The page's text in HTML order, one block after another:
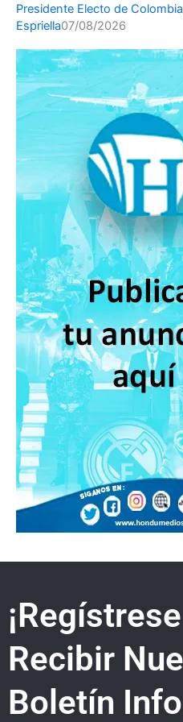
Presidente Electo de
Espriella07/08/2026
Recibir
Boletín